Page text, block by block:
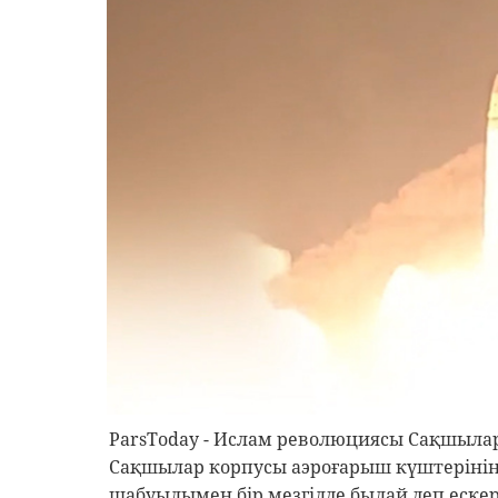
ParsToday - Ислам революциясы
Сақшылар корпусы аэроғарыш